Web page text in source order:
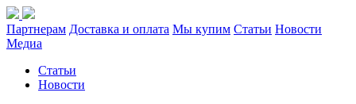
Партнерам Доставка и оплата Мы купим Статьи Новости
Медиа
Статьи
Новости